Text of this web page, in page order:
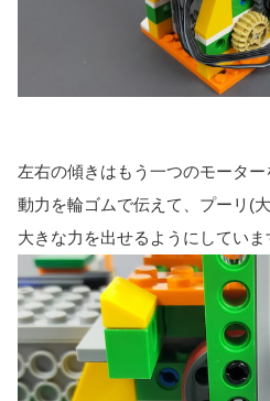
左右の傾きはもう一つのモータ
動力を輪ゴムで伝えて、プーリ(
大きな力を出せるようにしていま